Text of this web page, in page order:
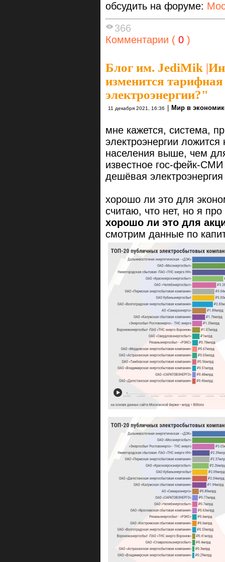
обсудить на форуме:
366
Комментарии ( 0 )
Блог им. JediMik |
изменится
электроэнергии?"
11 декабря 2021, 16:36 Мир в
мне кажется, система,
электроэнергии
населения выше, чем
известное гос-фейк-
дешёвая
хорошо ли это для
считаю, что нет, но я про
хорошо ли это для
смотрим данные по